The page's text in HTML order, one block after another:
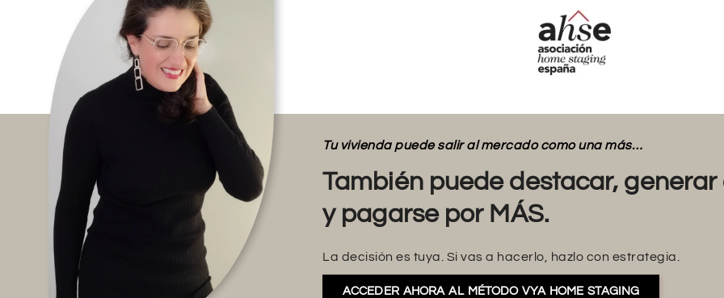
Tu vivienda puede salir al mercado como una más…
También puede destacar, generar
y pagarse por MÁS.
La decisión es tuya. Si vas a hacerlo, hazlo con estrategia.
ACCEDER AHORA AL MÉTODO VYA HOME STAGING